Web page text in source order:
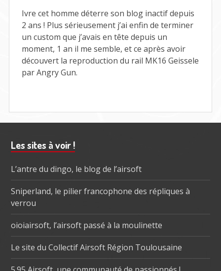
Ivre cet homme déterre son blog inactif depuis
2 ans ! Plus sérieusement j’ai enfin de terminer
un custom que j’avais en tête depuis un
moment, 1 an il me semble, et ce après avoir
découvert la reproduction du rail MK16 Geissele
par Angry Gun.
Barre
subsidiaire
Les sites à voir !
L’antre du dingo, le blog de l’airsoft
Sniperland, le pilier francophone des répliques à
verrou
oioiairsoft, l’airsoft passé à la moulinette
Le site du Collectif Airsoft Région Toulousaine